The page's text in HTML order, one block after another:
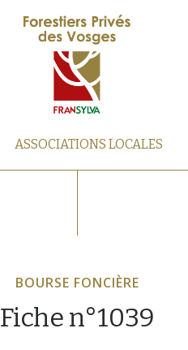
ASSOCIATIONS LOCALES
BOURSE FONCIÈRE
Fiche n°1039